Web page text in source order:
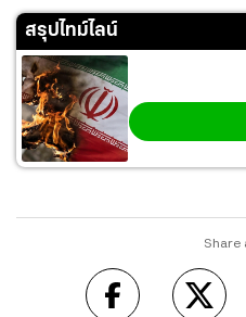
สรุปไทม์ไลน์
Share